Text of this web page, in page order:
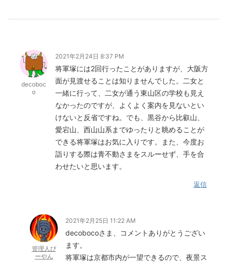
decoboc
o
2021年2月24日 8:37 PM
将軍塚には2回行ったことがありますが、大阪方
面が見渡せることは知りませんでした。二女と
一緒に行って、二女が通う東山区の学校も見え
なかったのですが、よくよく案内を見ないとい
けないと反省ですね。でも、黒谷から比叡山、
愛宕山、西山山系までゆったりと眺めることが
できる将軍塚はお気に入りです。また、今度お
詣りする際は青不動さまをスルーせず、手を合
わせたいと思います。
返信
管理人び
ーやん
2021年2月25日 11:22 AM
decobocoさま、コメントありがとうござい
ます。
将軍塚は京都市内が一望できるので、夜景ス